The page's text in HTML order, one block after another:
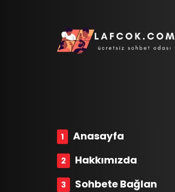
Anasayfa
Hakkımızda
Sohbete Bağlan